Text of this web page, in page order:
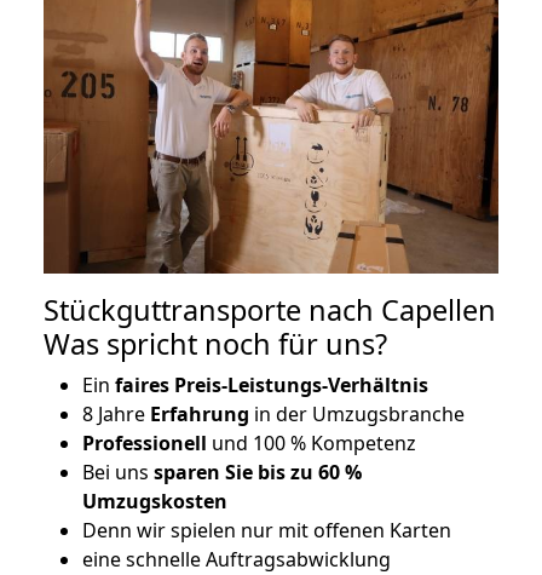
Stückguttransporte nach Capellen
Was spricht noch für uns?
Ein faires Preis-Leistungs-Verhältnis
8 Jahre Erfahrung in der Umzugsbranche
Professionell und 100 % Kompetenz
Bei uns sparen Sie bis zu 60 %
Umzugskosten
Denn wir spielen nur mit offenen Karten
eine schnelle Auftragsabwicklung